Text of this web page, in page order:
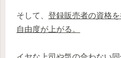
そして、 登録販売者の資格
自由度が上がる。